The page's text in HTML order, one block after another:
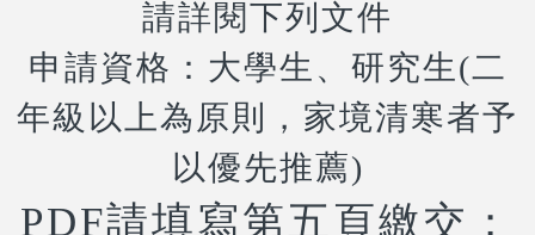
請詳閱下列文件
申請資格：大學生、研究生(二
年級以上為原則，家境清寒者予
以優先推薦)
PDF請填寫第五頁繳交；